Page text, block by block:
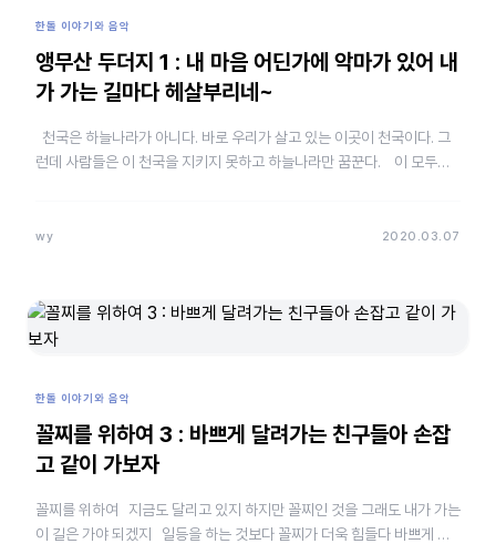
한돌 이야기와 음악
앵무산 두더지 1 : 내 마음 어딘가에 악마가 있어 내
가 가는 길마다 헤살부리네~
천국은 하늘나라가 아니다. 바로 우리가 살고 있는 이곳이 천국이다. 그
런데 사람들은 이 천국을 지키지 못하고 하늘나라만 꿈꾼다. 이 모두가
wy 2020.03.07
한돌 이야기와 음악
꼴찌를 위하여 3 : 바쁘게 달려가는 친구들아 손잡
고 같이 가보자
꼴찌를 위하여 지금도 달리고 있지 하지만 꼴찌인 것을 그래도 내가 가는
이 길은 가야 되겠지 일등을 하는 것보다 꼴찌가 더욱 힘들다 바쁘게 달